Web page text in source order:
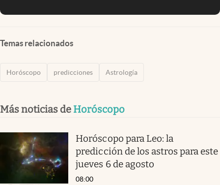
Temas relacionados
Horóscopo predicciones Astrología
Más noticias de Horóscopo
Horóscopo para Leo: la
predicción de los astros para este
jueves 6 de agosto
08:00